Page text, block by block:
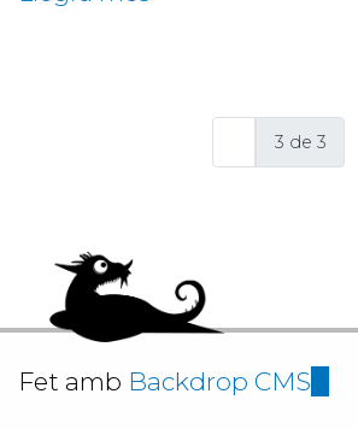
Llibertat
del
Programari
3 de 3
Fet amb Backdrop CMS